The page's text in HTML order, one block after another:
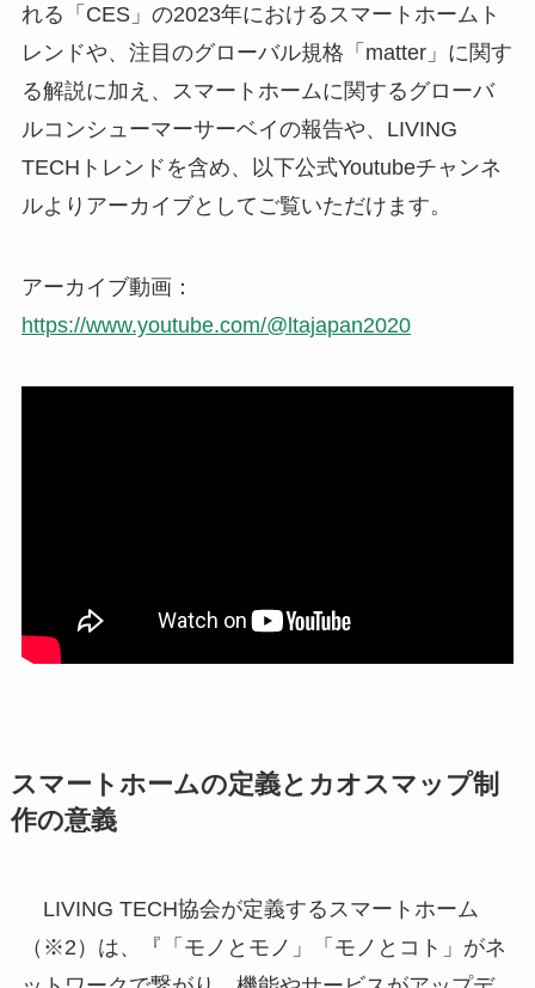
れる「CES」の2023年におけるスマートホームト
レンドや、注目のグローバル規格「matter」に関す
る解説に加え、スマートホームに関するグローバ
ルコンシューマーサーベイの報告や、LIVING
TECHトレンドを含め、以下公式Youtubeチャンネ
ルよりアーカイブとしてご覧いただけます。
アーカイブ動画：
https://www.youtube.com/@ltajapan2020
スマートホームの定義とカオスマップ制
作の意義
LIVING TECH協会が定義するスマートホーム
（※2）は、『「モノとモノ」「モノとコト」がネ